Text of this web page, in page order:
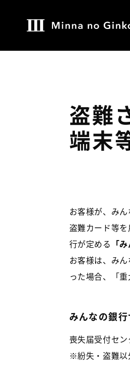
盗難
端末
お客様が、み
盗難カード等
行が定める 「
お客様は、み
った場合、「
みんなの銀
喪失届受付セ
※紛失・盗難以